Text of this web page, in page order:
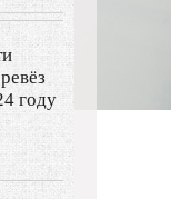
году